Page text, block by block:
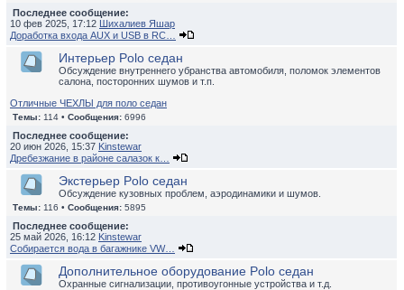
Последнее сообщение:
10 фев 2025, 17:12 Шихалиев Яшар
Доработка входа AUX и USB в RC…
Интерьер Polo седан
Обсуждение внутреннего убранства автомобиля, поломок элементов
салона, посторонних шумов и т.п.
Отличные ЧЕХЛЫ для поло седан
Темы: 114 • Сообщения: 6996
Последнее сообщение:
20 июн 2026, 15:37 Kinstewar
Дребезжание в районе салазок к…
Экстерьер Polo седан
Обсуждение кузовных проблем, аэродинамики и шумов.
Темы: 116 • Сообщения: 5895
Последнее сообщение:
25 май 2026, 16:12 Kinstewar
Собирается вода в багажнике VW…
Дополнительное оборудование Polo седан
Охранные сигнализации, противоугонные устройства и т.д.